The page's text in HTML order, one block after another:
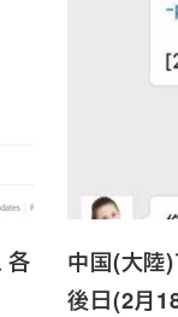
各
中国(大陸
後日(2月